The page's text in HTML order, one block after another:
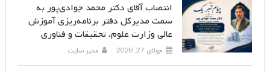
انتصاب آقای دکتر محمد جوادی‌پور به
سمت مدیرکل دفتر برنامه‌ریزی آموزش
عالی وزارت علوم، تحقیقات و فناوری
جولای 27, 2026 مدیر سایت